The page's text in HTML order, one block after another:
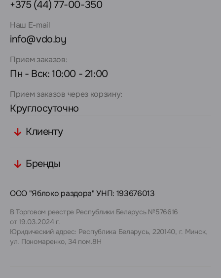
+375 (44) 77-00-350
Наш E-mail
info@vdo.by
Прием заказов:
Пн - Вск: 10:00 - 21:00
Прием заказов через корзину:
Круглосуточно
Клиенту
Бренды
ООО "Яблоко раздора" УНП: 193676013
В Торговом реестре Республики Беларусь №576616
от 19.03.2024 г.
Юридический адрес: Республика Беларусь, 220140, г. Минск,
ул. Пономаренко, 34 пом.8Н